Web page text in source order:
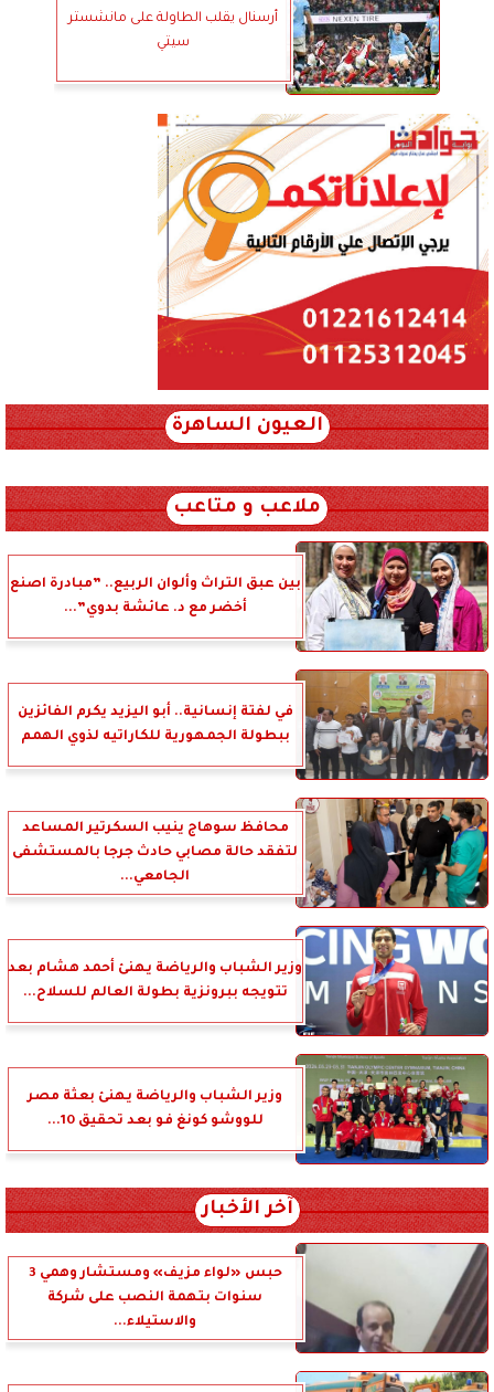
أرسنال يقلب الطاولة على مانشستر
سيتي
العيون الساهرة
ملاعب و متاعب
بين عبق التراث وألوان الربيع.. ”مبادرة اصنع
أخضر مع د. عائشة بدوي”...
في لفتة إنسانية.. أبو اليزيد يكرم الفائزين
ببطولة الجمهورية للكاراتيه لذوي الهمم
محافظ سوهاج ينيب السكرتير المساعد
لتفقد حالة مصابي حادث جرجا بالمستشفى
الجامعي...
وزير الشباب والرياضة يهنئ أحمد هشام بعد
تتويجه ببرونزية بطولة العالم للسلاح...
وزير الشباب والرياضة يهنئ بعثة مصر
للووشو كونغ فو بعد تحقيق 10...
آخر الأخبار
حبس «لواء مزيف» ومستشار وهمي 3
سنوات بتهمة النصب على شركة
والاستيلاء...